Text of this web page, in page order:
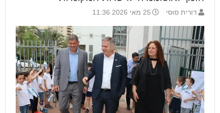
דורית סוסי 25 מאי 2026 11:36